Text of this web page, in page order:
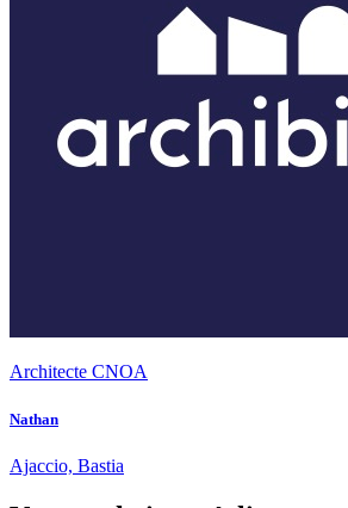
Architecte CNOA
Nathan
Ajaccio, Bastia